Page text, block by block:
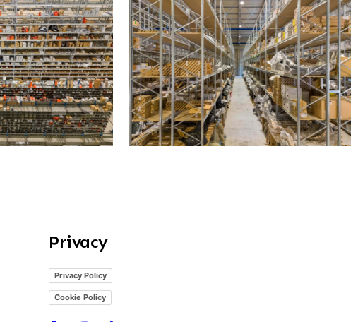
Privacy
Privacy Policy
Cookie Policy